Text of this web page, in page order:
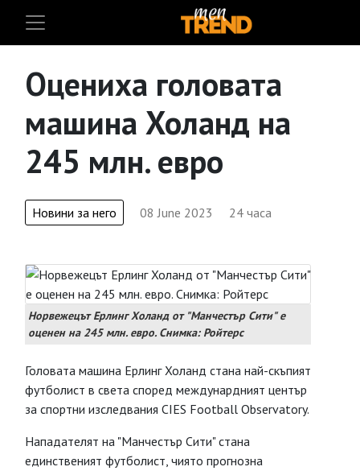
Оцениха головата
машина Холанд на
245 млн. евро
Новини за него 08 June 2023 24 часа
Норвежецът Ерлинг Холанд от "Манчестър Сити" е
оценен на 245 млн. евро. Снимка: Ройтерс
Головата машина Ерлинг Холанд стана най-скъпият
футболист в света според междунардният център
за спортни изследвания CIES Football Observatory.
Нападателят на "Манчестър Сити" стана
единственият футболист, чиято прогнозна